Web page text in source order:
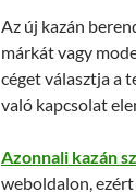
Az új kazán
márkát vagy
céget választja a
való kapcsolat
Azonnali kazán
weboldalon,